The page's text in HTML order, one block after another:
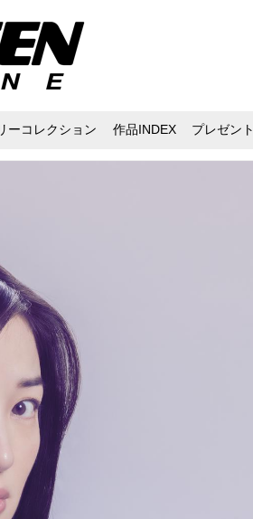
ーコレクション 作品INDEX プレゼント